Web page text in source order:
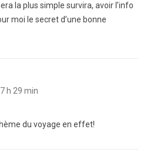
la plus simple survira, avoir l’info
moi le secret d’une bonne
h 29 min
du voyage en effet!